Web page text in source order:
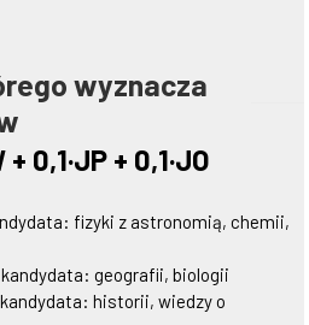
wyznacza
+ 0,1·JP + 0,1·JO
fizyki z astronomią, chemii,
geografii, biologii
historii, wiedzy o